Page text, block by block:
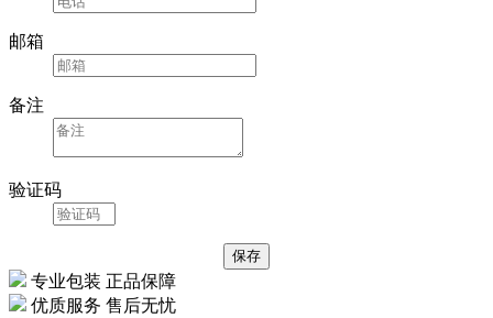
邮箱
备注
验证码
专业包装 正品保障
优质服务 售后无忧